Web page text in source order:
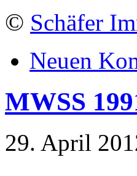
© Schäfer
Neuen
MWSS
29. April